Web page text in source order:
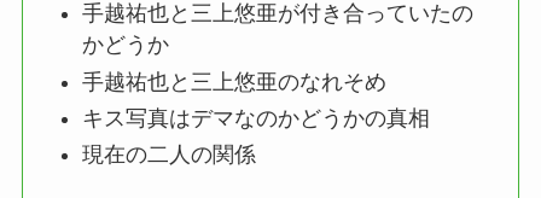
手越祐也と三上悠亜が付き合っていたの
かどうか
手越祐也と三上悠亜のなれそめ
キス写真はデマなのかどうかの真相
現在の二人の関係